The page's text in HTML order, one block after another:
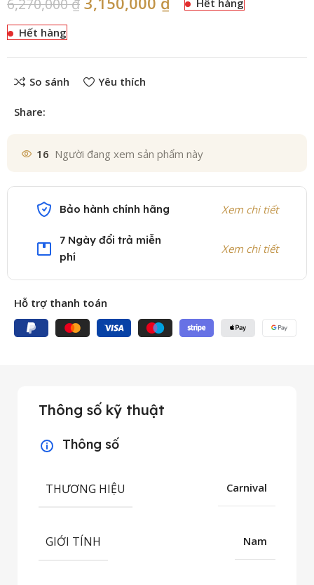
Hết hàng
So sánh Yêu thích
Share:
16 Người đang xem sản phẩm này
Bảo hành chính hãng Xem chi tiết
7 Ngày đổi trả miễn
phí
Xem chi tiết
Hỗ trợ thanh toán
Thông số kỹ thuật
Thông số
THƯƠNG HIỆU Carnival
GIỚI TÍNH Nam